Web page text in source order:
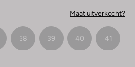
Maat uitverkocht?
38 39 40 41